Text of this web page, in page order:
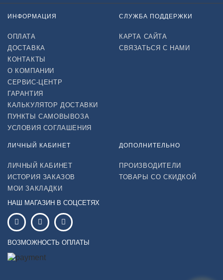
ИНФОРМАЦИЯ
ОПЛАТА
ДОСТАВКА
КОНТАКТЫ
О КОМПАНИИ
СЕРВИС-ЦЕНТР
ГАРАНТИЯ
КАЛЬКУЛЯТОР ДОСТАВКИ
ПУНКТЫ САМОВЫВОЗА
УСЛОВИЯ СОГЛАШЕНИЯ
СЛУЖБА ПОДДЕРЖКИ
КАРТА САЙТА
СВЯЗАТЬСЯ С НАМИ
ЛИЧНЫЙ КАБИНЕТ
ЛИЧНЫЙ КАБИНЕТ
ИСТОРИЯ ЗАКАЗОВ
МОИ ЗАКЛАДКИ
ДОПОЛНИТЕЛЬНО
ПРОИЗВОДИТЕЛИ
ТОВАРЫ СО СКИДКОЙ
НАШ МАГАЗИН В СОЦСЕТЯХ
ВОЗМОЖНОСТЬ ОПЛАТЫ